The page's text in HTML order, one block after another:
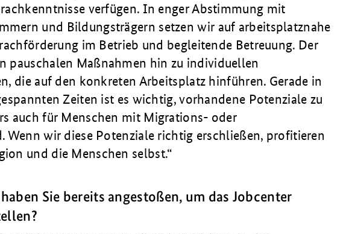
verfügen. In enger Abstimmung mit
und Bildungsträgern setzen wir auf arbeitsplatznahe
im Betrieb und begleitende Betreuung. Der
pauschalen Maßnahmen hin zu individuellen
die auf den konkreten Arbeitsplatz hinführen. Gerade in
Zeiten ist es wichtig, vorhandene Potenziale zu
auch für Menschen mit Migrations- oder
Wenn wir diese Potenziale richtig erschließen, profitieren
und die Menschen selbst.
Sie bereits angestoßen, um das Jobcenter